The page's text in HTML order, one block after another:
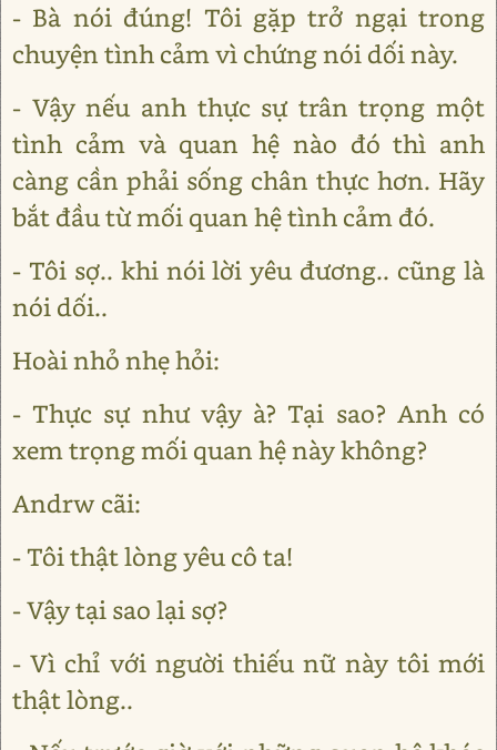
- Bà nói đúng! Tôi gặp trở ngại trong
chuyện tình cảm vì chứng nói dối này.
- Vậy nếu anh thực sự trân trọng một
tình cảm và quan hệ nào đó thì anh
càng cần phải sống chân thực hơn. Hãy
bắt đầu từ mối quan hệ tình cảm đó.
- Tôi sợ.. khi nói lời yêu đương.. cũng là
nói dối..
Hoài nhỏ nhẹ hỏi:
- Thực sự như vậy à? Tại sao? Anh có
xem trọng mối quan hệ này không?
Andrw cãi:
- Tôi thật lòng yêu cô ta!
- Vậy tại sao lại sợ?
- Vì chỉ với người thiếu nữ này tôi mới
thật lòng..